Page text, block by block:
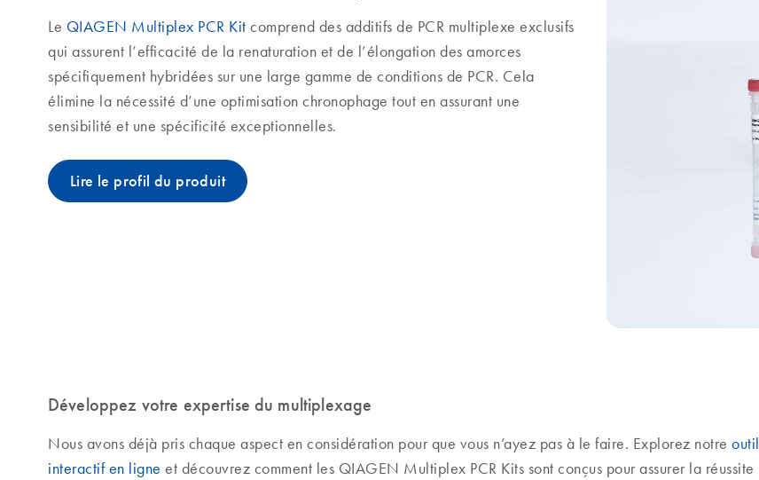
Le QIAGEN Multiplex PCR Kit comprend des additifs de PCR multiplexe exclusifs
qui assurent l’efficacité de la renaturation et de l’élongation des amorces
spécifiquement hybridées sur une large gamme de conditions de PCR. Cela
élimine la nécessité d’une optimisation chronophage tout en assurant une
sensibilité et une spécificité exceptionnelles.
Lire le profil du produit
Développez votre expertise du multiplexage
Nous avons déjà pris chaque aspect en considération pour que vous n’ayez pas à le faire. Explorez notre outil
interactif en ligne et découvrez comment les QIAGEN Multiplex PCR Kits sont conçus pour assurer la réussite